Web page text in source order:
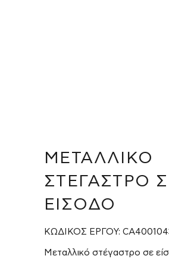
ΜΕΤΑΛΛΙΚΌ
ΣΤΈΓΑΣΤΡΟ
ΕΊΣΟΔΟ
ΚΩΔΙΚΟΣ ΕΡΓΟΥ:
Μεταλλικό στέγαστρο σε